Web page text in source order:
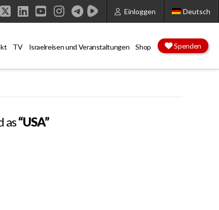
Einloggen Deutsch
X LinkedIn
YouTube
Instagram
TV Israelreisen und Veranstaltungen Shop Spenden
as“USA”